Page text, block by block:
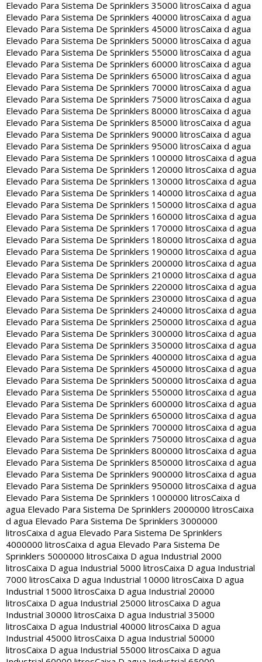
Elevado Para Sistema De Sprinklers 35000 litrosCaixa d agua
Elevado Para Sistema De Sprinklers 40000 litrosCaixa d agua
Elevado Para Sistema De Sprinklers 45000 litrosCaixa d agua
Elevado Para Sistema De Sprinklers 50000 litrosCaixa d agua
Elevado Para Sistema De Sprinklers 55000 litrosCaixa d agua
Elevado Para Sistema De Sprinklers 60000 litrosCaixa d agua
Elevado Para Sistema De Sprinklers 65000 litrosCaixa d agua
Elevado Para Sistema De Sprinklers 70000 litrosCaixa d agua
Elevado Para Sistema De Sprinklers 75000 litrosCaixa d agua
Elevado Para Sistema De Sprinklers 80000 litrosCaixa d agua
Elevado Para Sistema De Sprinklers 85000 litrosCaixa d agua
Elevado Para Sistema De Sprinklers 90000 litrosCaixa d agua
Elevado Para Sistema De Sprinklers 95000 litrosCaixa d agua
Elevado Para Sistema De Sprinklers 100000 litrosCaixa d agua
Elevado Para Sistema De Sprinklers 120000 litrosCaixa d agua
Elevado Para Sistema De Sprinklers 130000 litrosCaixa d agua
Elevado Para Sistema De Sprinklers 140000 litrosCaixa d agua
Elevado Para Sistema De Sprinklers 150000 litrosCaixa d agua
Elevado Para Sistema De Sprinklers 160000 litrosCaixa d agua
Elevado Para Sistema De Sprinklers 170000 litrosCaixa d agua
Elevado Para Sistema De Sprinklers 180000 litrosCaixa d agua
Elevado Para Sistema De Sprinklers 190000 litrosCaixa d agua
Elevado Para Sistema De Sprinklers 200000 litrosCaixa d agua
Elevado Para Sistema De Sprinklers 210000 litrosCaixa d agua
Elevado Para Sistema De Sprinklers 220000 litrosCaixa d agua
Elevado Para Sistema De Sprinklers 230000 litrosCaixa d agua
Elevado Para Sistema De Sprinklers 240000 litrosCaixa d agua
Elevado Para Sistema De Sprinklers 250000 litrosCaixa d agua
Elevado Para Sistema De Sprinklers 300000 litrosCaixa d agua
Elevado Para Sistema De Sprinklers 350000 litrosCaixa d agua
Elevado Para Sistema De Sprinklers 400000 litrosCaixa d agua
Elevado Para Sistema De Sprinklers 450000 litrosCaixa d agua
Elevado Para Sistema De Sprinklers 500000 litrosCaixa d agua
Elevado Para Sistema De Sprinklers 550000 litrosCaixa d agua
Elevado Para Sistema De Sprinklers 600000 litrosCaixa d agua
Elevado Para Sistema De Sprinklers 650000 litrosCaixa d agua
Elevado Para Sistema De Sprinklers 700000 litrosCaixa d agua
Elevado Para Sistema De Sprinklers 750000 litrosCaixa d agua
Elevado Para Sistema De Sprinklers 800000 litrosCaixa d agua
Elevado Para Sistema De Sprinklers 850000 litrosCaixa d agua
Elevado Para Sistema De Sprinklers 900000 litrosCaixa d agua
Elevado Para Sistema De Sprinklers 950000 litrosCaixa d agua
Elevado Para Sistema De Sprinklers 1000000 litrosCaixa d
agua Elevado Para Sistema De Sprinklers 2000000 litrosCaixa
d agua Elevado Para Sistema De Sprinklers 3000000
litrosCaixa d agua Elevado Para Sistema De Sprinklers
4000000 litrosCaixa d agua Elevado Para Sistema De
Sprinklers 5000000 litrosCaixa D agua Industrial 2000
litrosCaixa D agua Industrial 5000 litrosCaixa D agua Industrial
7000 litrosCaixa D agua Industrial 10000 litrosCaixa D agua
Industrial 15000 litrosCaixa D agua Industrial 20000
litrosCaixa D agua Industrial 25000 litrosCaixa D agua
Industrial 30000 litrosCaixa D agua Industrial 35000
litrosCaixa D agua Industrial 40000 litrosCaixa D agua
Industrial 45000 litrosCaixa D agua Industrial 50000
litrosCaixa D agua Industrial 55000 litrosCaixa D agua